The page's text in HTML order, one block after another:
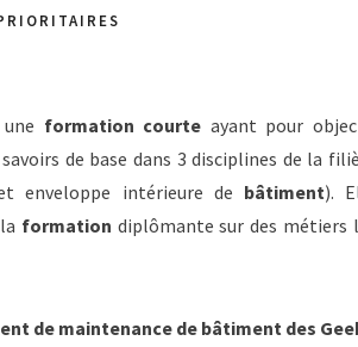
formation courte ayant pour
de base dans 3 disciplines de la
enveloppe intérieure de bâtiment).
formation diplômante sur des métiers
de maintenance de bâtiment des